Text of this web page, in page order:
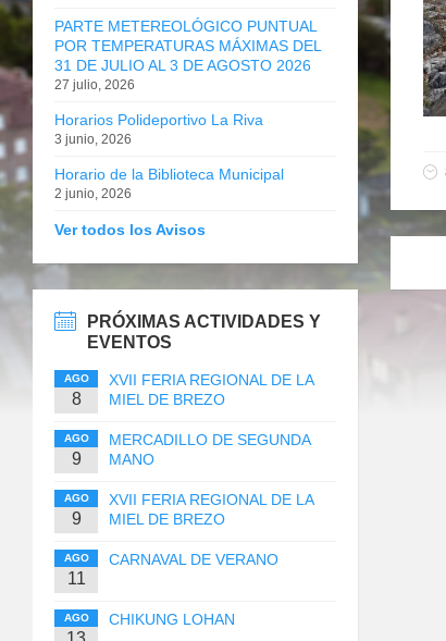
PARTE METEREOLÓGICO PUNTUAL
POR TEMPERATURAS MÁXIMAS DEL
31 DE JULIO AL 3 DE AGOSTO 2026
27 julio, 2026
Horarios Polideportivo La Riva
3 junio, 2026
Horario de la Biblioteca Municipal
2 junio, 2026
Ver todos los Avisos
PRÓXIMAS ACTIVIDADES Y
EVENTOS
AGO
8
XVII FERIA REGIONAL DE LA
MIEL DE BREZO
AGO
9
MERCADILLO DE SEGUNDA
MANO
AGO
9
XVII FERIA REGIONAL DE LA
MIEL DE BREZO
AGO
11
CARNAVAL DE VERANO
AGO CHIKUNG LOHAN